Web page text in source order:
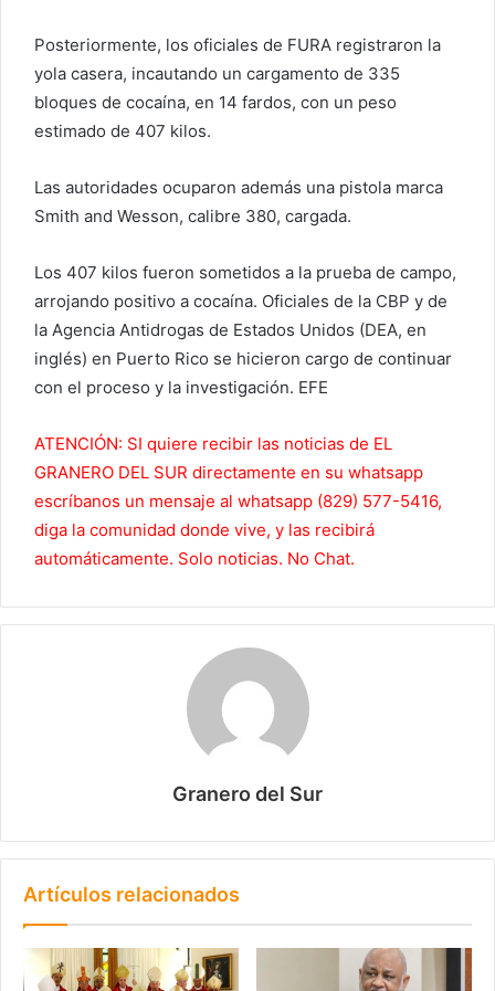
Posteriormente, los oficiales de FURA registraron la
yola casera, incautando un cargamento de 335
bloques de cocaína, en 14 fardos, con un peso
estimado de 407 kilos.
Las autoridades ocuparon además una pistola marca
Smith and Wesson, calibre 380, cargada.
Los 407 kilos fueron sometidos a la prueba de campo,
arrojando positivo a cocaína. Oficiales de la CBP y de
la Agencia Antidrogas de Estados Unidos (DEA, en
inglés) en Puerto Rico se hicieron cargo de continuar
con el proceso y la investigación. EFE
ATENCIÓN: SI quiere recibir las noticias de EL
GRANERO DEL SUR directamente en su whatsapp
escríbanos un mensaje al whatsapp (829) 577-5416,
diga la comunidad donde vive, y las recibirá
automáticamente. Solo noticias. No Chat.
Granero del Sur
Artículos relacionados